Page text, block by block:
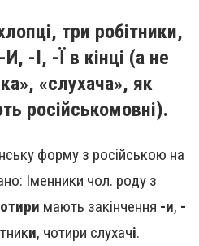
три робітники,
-І, -Ї в кінці (а не
«слухача», як
російськомовні).
форму з російською на
Іменники чол. роду з
мають закінчення -и, -
и, чотири слухачі.